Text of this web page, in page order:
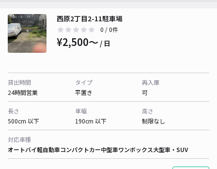
西原2丁目2-11駐車場
0 / 0件
¥2,500〜 / 日
貸出時間
24時間営業
タイプ
平置き
再入庫
可
長さ
500cm 以下
車幅
190cm 以下
高さ
制限なし
対応車種
オートバイ軽自動車コンパクトカー中型車ワンボックス大型車・SUV